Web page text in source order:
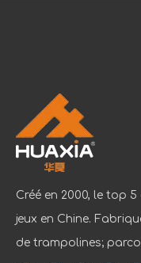
Créé en 2000, le top
jeux en Chine.
de trampolines;